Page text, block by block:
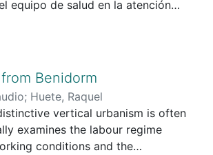
equipo de salud en la atención
sanitarios entre profesionales
Los datos generados se
datos evidenció que la hegemonía del
del enfoque intercultural, sin
al modelo biomédico, emerge
biomédicos e indígenas en
Benidorm
; Huete, Raquel
vertical urbanism is often
examines the labour regime
conditions and the